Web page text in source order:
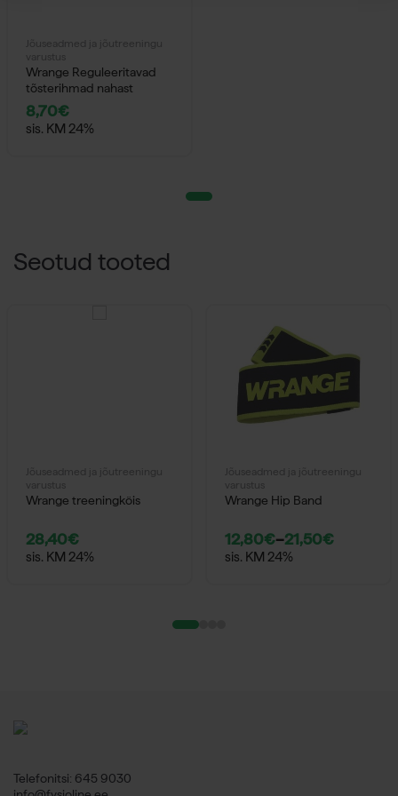
Jõuseadmed ja jõutreeningu
varustus
Wrange Reguleeritavad
tõsterihmad nahast
8,70€
sis. KM 24%
Seotud tooted
Jõuseadmed ja jõutreeningu
varustus
Wrange treeningköis
28,40€
sis. KM 24%
Jõuseadmed ja jõutreeningu
varustus
Wrange Hip Band
12,80€–21,50€
sis. KM 24%
Telefonitsi: 645 9030